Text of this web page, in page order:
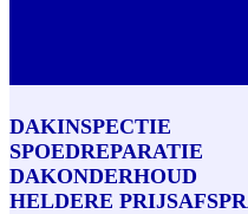
DAKINSPECTIE
SPOEDREPARATIE
DAKONDERHOUD
HELDERE